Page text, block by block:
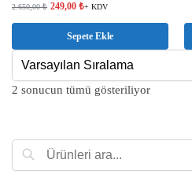
2.650,00₺ 249,00 ₺+ KDV
Sepete Ekle
2 sonucun tümü gösteriliyor